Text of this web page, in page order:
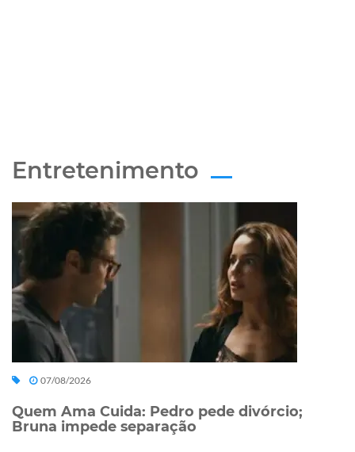
Entretenimento
07/08/2026
Quem Ama Cuida: Pedro pede divórcio;
Bruna impede separação